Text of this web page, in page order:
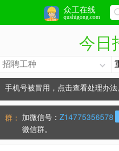
众工在线
qushigong.com
今日
手机号被冒用，点击查看处理办法。
防骗常识：学会这些不上当？
群： 加微信号： Z14775356578
微信群。